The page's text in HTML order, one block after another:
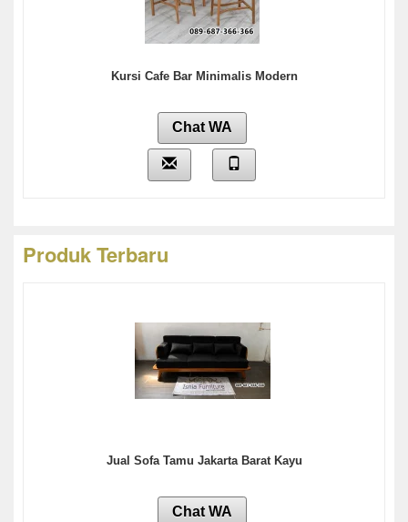
Kursi Cafe Bar Minimalis Modern
Chat WA
Produk Terbaru
Jual Sofa Tamu Jakarta Barat Kayu
Chat WA